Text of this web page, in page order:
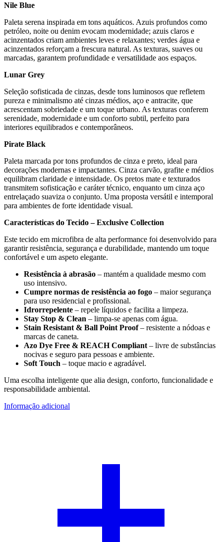
Nile Blue
Paleta serena inspirada em tons aquáticos. Azuis profundos como
petróleo, noite ou denim evocam modernidade; azuis claros e
acinzentados criam ambientes leves e relaxantes; verdes água e
acinzentados reforçam a frescura natural. As texturas, suaves ou
marcadas, garantem profundidade e versatilidade aos espaços.
Lunar Grey
Seleção sofisticada de cinzas, desde tons luminosos que refletem
pureza e minimalismo até cinzas médios, aço e antracite, que
acrescentam sobriedade e um toque urbano. As texturas conferem
serenidade, modernidade e um conforto subtil, perfeito para
interiores equilibrados e contemporâneos.
Pirate Black
Paleta marcada por tons profundos de cinza e preto, ideal para
decorações modernas e impactantes. Cinza carvão, grafite e médios
equilibram claridade e intensidade. Os pretos mate e texturados
transmitem sofisticação e caráter técnico, enquanto um cinza aço
entrelaçado suaviza o conjunto. Uma proposta versátil e intemporal
para ambientes de forte identidade visual.
Características do Tecido – Exclusive Collection
Este tecido em microfibra de alta performance foi desenvolvido para
garantir resistência, segurança e durabilidade, mantendo um toque
confortável e um aspeto elegante.
Resistência à abrasão – mantém a qualidade mesmo com
uso intensivo.
Cumpre normas de resistência ao fogo – maior segurança
para uso residencial e profissional.
Idrorrepelente – repele líquidos e facilita a limpeza.
Stay Stop & Clean – limpa-se apenas com água.
Stain Resistant & Ball Point Proof– resistente a nódoas e
marcas de caneta.
Azo Dye Free & REACH Compliant – livre de substâncias
nocivas e seguro para pessoas e ambiente.
Soft Touch – toque macio e agradável.
Uma escolha inteligente que alia design, conforto, funcionalidade e
responsabilidade ambiental.
Informação adicional